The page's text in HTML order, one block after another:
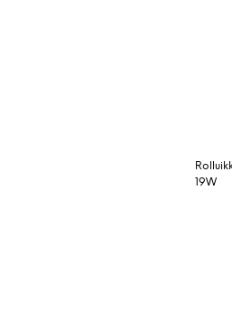
19W